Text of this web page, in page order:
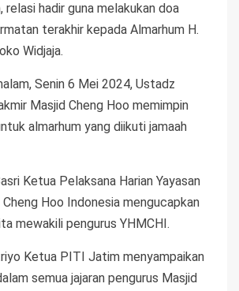
relasi hadir guna melakukan doa
terakhir kepada Almarhum H.
Widjaja.
Senin 6 Mei 2024, Ustadz
Masjid Cheng Hoo memimpin
almarhum yang diikuti jamaah
Ketua Pelaksana Harian Yayasan
Cheng Hoo Indonesia mengucapkan
mewakili pengurus YHMCHI.
Ketua PITI Jatim menyampaikan
semua jajaran pengurus Masjid